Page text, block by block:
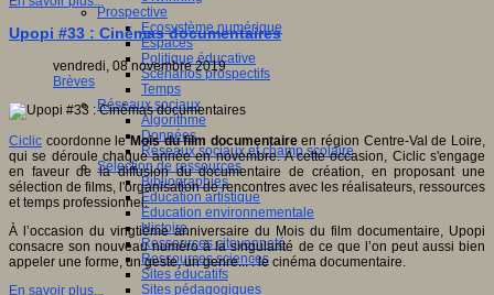
Prospective
Ecosystème numérique
Espaces
Politique éducative
Scénarios prospectifs
Temps
Réseaux sociaux
Algorithme
Données
Réseaux sociaux et champ scolaire
Sélection de ressources
Bibliographies
Education artistique
Education environnementale
Histoire
Ressources citoyenneté
Ressources sciences
Sites éducatifs
Sites pédagogiques
Upopi #33 : Cinémas documentaires
vendredi, 08 novembre 2019
Brèves
Ciclic coordonne leMois du film documentaireen région Centre-Val de Loire,
qui se déroule chaque année en novembre. A cette occasion, Ciclic s'engage
en faveur de la diffusion du documentaire de création, en proposant une
sélection de films, l'organisation de rencontres avec les réalisateurs, ressources
et temps professionnel.
À l’occasion du vingtième anniversaire du Mois du film documentaire, Upopi
consacre son nouveau numéro à la singularité de ce que l’on peut aussi bien
appeler une forme, un geste, un genre... : le cinéma documentaire.
En savoir plus...